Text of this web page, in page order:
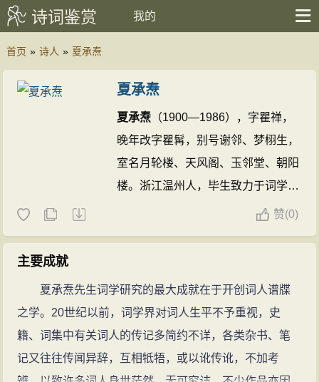
诗词鉴赏 我的
首页 » 诗人 » 夏承焘
夏承焘
夏承焘 （1900—1986），字瞿禅，
晚年改字瞿髯，别号谢邻、梦栩生，
室名月轮楼、天风阁、玉邻堂、朝阳
楼。浙江温州人，毕生致力于词学研
究和教学，是现代词学的开拓者和奠
赞(0)
主要成就
夏承焘先生词学研究的最大成就在于开创词人谱牒
之学。20世纪以前，词学界对词人生平不予重视，史
籍、词集中有关词人的传记多简约不详，各类杂书、笔
记又往往传闻异辞，互相牴牾，或以讹传讹，不加考